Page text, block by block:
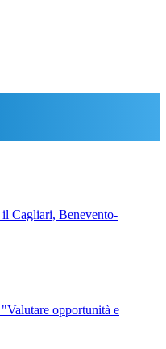
Cagliari, Benevento-
opportunità e